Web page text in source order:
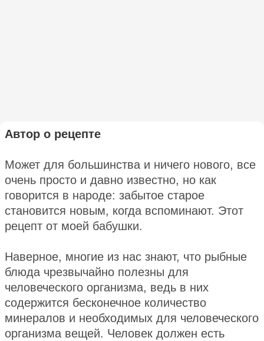
Автор о рецепте
Может для большинства и ничего нового, все
очень просто и давно известно, но как
говорится в народе: забытое старое
становится новым, когда вспоминают. Этот
рецепт от моей бабушки.
Наверное, многие из нас знают, что рыбные
блюда чрезвычайно полезны для
человеческого организма, ведь в них
содержится бесконечное количество
минералов и необходимых для человеческого
организма вещей. Человек должен есть